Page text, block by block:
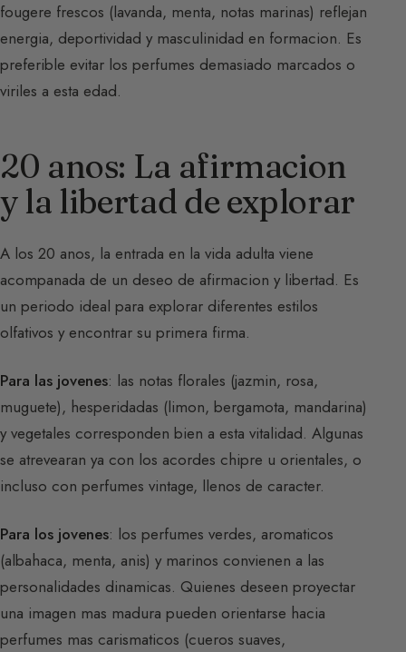
fougere frescos (lavanda, menta, notas marinas) reflejan
energia, deportividad y masculinidad en formacion. Es
preferible evitar los perfumes demasiado marcados o
viriles a esta edad.
20 anos: La afirmacion
y la libertad de explorar
A los 20 anos, la entrada en la vida adulta viene
acompanada de un deseo de afirmacion y libertad. Es
un periodo ideal para explorar diferentes estilos
olfativos y encontrar su primera firma.
Para las jovenes: las notas florales (jazmin, rosa,
muguete), hesperidadas (limon, bergamota, mandarina)
y vegetales corresponden bien a esta vitalidad. Algunas
se atrevearan ya con los acordes chipre u orientales, o
incluso con perfumes vintage, llenos de caracter.
Para los jovenes: los perfumes verdes, aromaticos
(albahaca, menta, anis) y marinos convienen a las
personalidades dinamicas. Quienes deseen proyectar
una imagen mas madura pueden orientarse hacia
perfumes mas carismaticos (cueros suaves,